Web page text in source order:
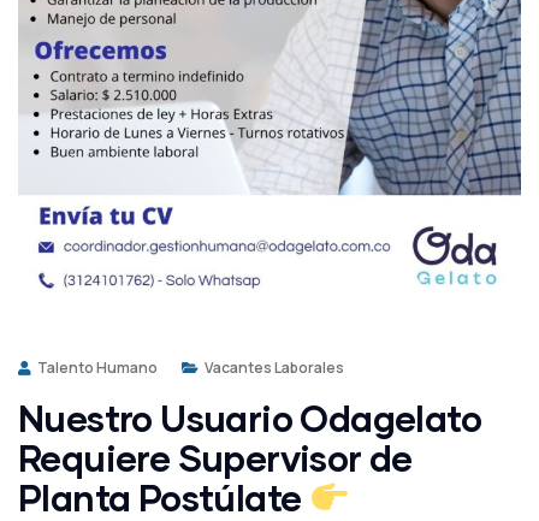
Talento Humano Vacantes Laborales
Nuestro Usuario Odagelato
Requiere Supervisor de
Planta Postúlate